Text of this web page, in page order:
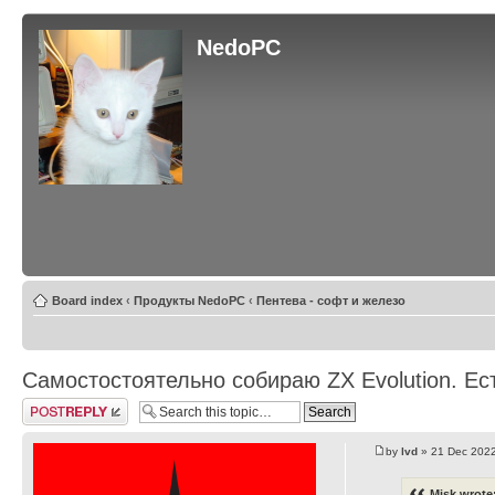
NedoPC
Board index ‹ Продукты NedoPC ‹ Пентева - софт и железо
Самостостоятельно собираю ZX Evolution.
Post a reply
bylvd » 21 Dec